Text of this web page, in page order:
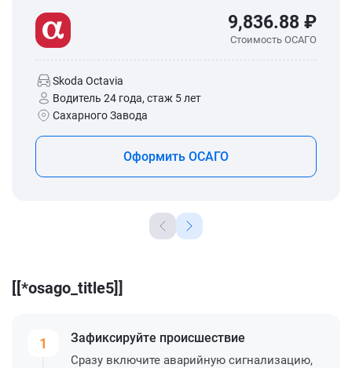
9,836.88 ₽
Стоимость ОСАГО
Skoda Octavia
Водитель 24 года, стаж 5 лет
Сахарного Завода
Оформить ОСАГО
[[*osago_title5]]
1 Зафиксируйте происшествие
Сразу включите аварийную сигнализацию,